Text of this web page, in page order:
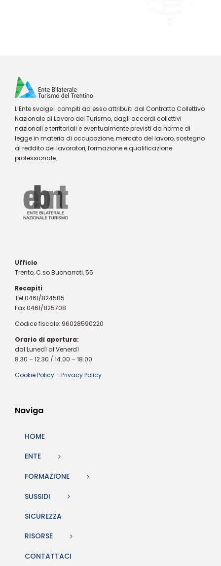
L’Ente svolge i compiti ad esso attribuiti dal Contratto Collettivo
Nazionale di Lavoro del Turismo, dagli accordi collettivi
nazionali e territoriali e eventualmente previsti da norme di
legge in materia di occupazione, mercato del lavoro, sostegno
al reddito dei lavoratori, formazione e qualificazione
professionale.
Ufficio
Trento, C.so Buonarroti, 55
Recapiti
Tel 0461/824585
Fax 0461/825708
Codice fiscale: 96028590220
Orario di apertura:
dal Lunedì al Venerdì
8.30 – 12.30 / 14.00 – 18.00
Cookie Policy –Privacy Policy
Naviga
HOME
ENTE
FORMAZIONE
SUSSIDI
SICUREZZA
RISORSE
CONTATTACI